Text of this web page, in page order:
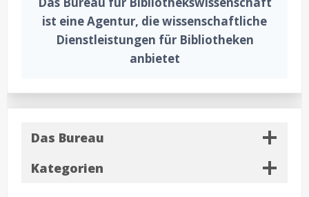
ist eine Agentur, die wissenschaftliche
Dienstleistungen für Bibliotheken
anbietet
Das Bureau
Kategorien